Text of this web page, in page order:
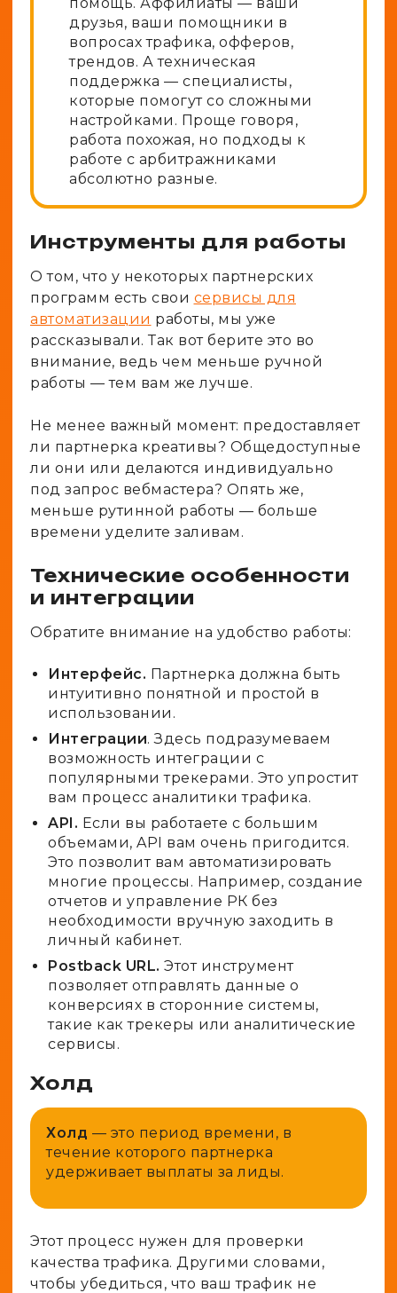
друзья, ваши помощники в
вопросах трафика, офферов,
трендов. А техническая
поддержка — специалисты,
которые помогут со сложными
настройками. Проще говоря,
работа похожая, но подходы к
работе с арбитражниками
абсолютно разные.
Инструменты для работы
О том, что у некоторых партнерских
программ есть свои сервисы для
автоматизации работы, мы уже
рассказывали. Так вот берите это во
внимание, ведь чем меньше ручной
работы — тем вам же лучше.
Не менее важный момент: предоставляет
ли партнерка креативы? Общедоступные
ли они или делаются индивидуально
под запрос вебмастера? Опять же,
меньше рутинной работы — больше
времени уделите заливам.
Технические особенности
и интеграции
Обратите внимание на удобство работы:
Интерфейс. Партнерка должна быть
интуитивно понятной и простой в
использовании.
Интеграции. Здесь подразумеваем
возможность интеграции с
популярными трекерами. Это упростит
вам процесс аналитики трафика.
API. Если вы работаете с большим
объемами, API вам очень пригодится.
Это позволит вам автоматизировать
многие процессы. Например, создание
отчетов и управление РК без
необходимости вручную заходить в
личный кабинет.
Postback URL. Этот инструмент
позволяет отправлять данные о
конверсиях в сторонние системы,
такие как трекеры или аналитические
сервисы.
Холд
Холд — это период времени, в
течение которого партнерка
удерживает выплаты за лиды.
Этот процесс нужен для проверки
качества трафика. Другими словами,
чтобы убедиться, что ваш трафик не